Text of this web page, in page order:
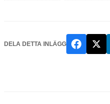
DELA DETTA INLÄGG